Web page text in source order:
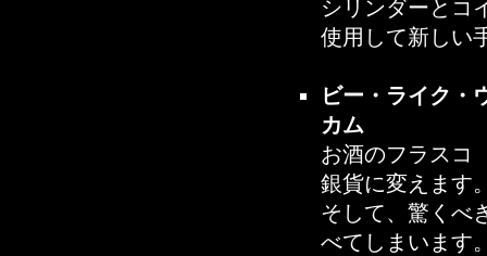
シリンダーとコ
使用して新しい
ビー・ライク
カム
お酒のフラスコ
銀貨に変えます
そして、驚くべ
べてしまいます